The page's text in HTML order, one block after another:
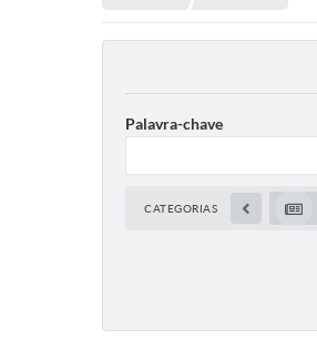
Palavra-chave
CATEGORIAS